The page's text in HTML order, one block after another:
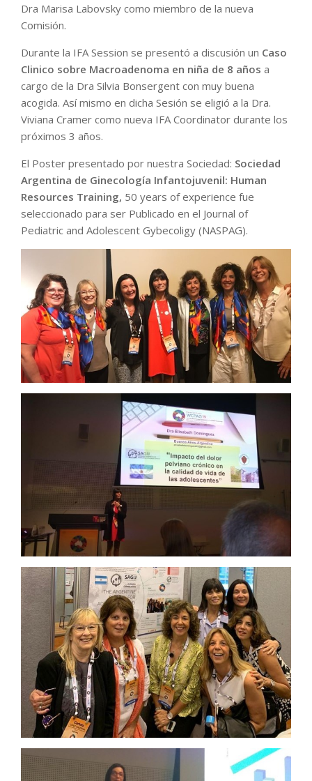
Dra Marisa Labovsky como miembro de la nueva
Comisión.
Durante la IFA Session se presentó a discusión un Caso
Clinico sobre Macroadenoma en niña de 8 años a
cargo de la Dra Silvia Bonsergent con muy buena
acogida. Así mismo en dicha Sesión se eligió a la Dra.
Viviana Cramer como nueva IFA Coordinator durante los
próximos 3 años.
El Poster presentado por nuestra Sociedad: Sociedad
Argentina de Ginecología Infantojuvenil: Human
Resources Training, 50 years of experience fue
seleccionado para ser Publicado en el Journal of
Pediatric and Adolescent Gybecoligy (NASPAG).